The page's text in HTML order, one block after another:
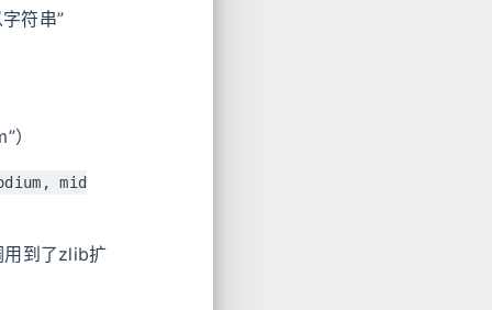
符串”
）
mid
用到了zlib扩